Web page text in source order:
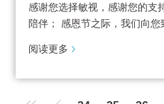
感谢您选择敏视，感谢您的支
陪伴； 感恩节之际，我们向您
阅读更多